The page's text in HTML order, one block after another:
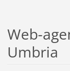
Web-
Umbria